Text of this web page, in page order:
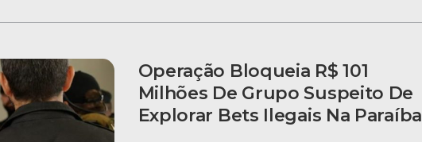
Operação Bloqueia R$ 101
Milhões De Grupo Suspeito De
Explorar Bets Ilegais Na Paraíba